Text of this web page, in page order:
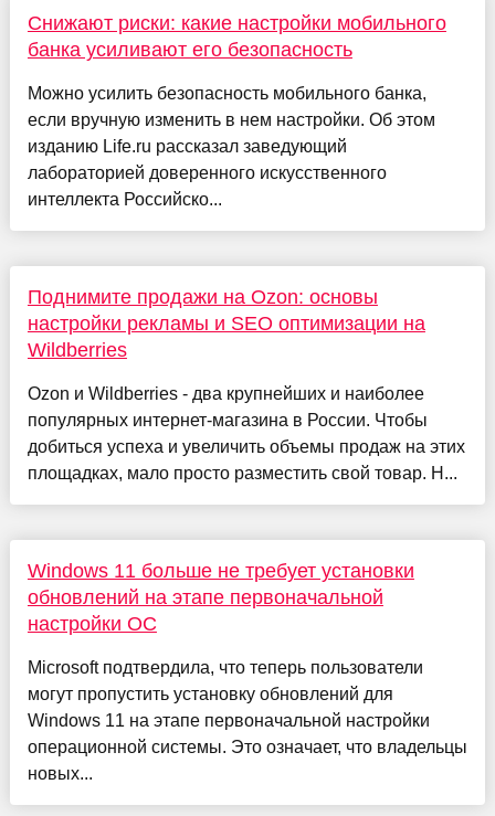
Снижают риски: какие настройки мобильного
банка усиливают его безопасность
Можно усилить безопасность мобильного банка,
если вручную изменить в нем настройки. Об этом
изданию Life.ru рассказал заведующий
лабораторией доверенного искусственного
интеллекта Российско...
Поднимите продажи на Ozon: основы
настройки рекламы и SEO оптимизации на
Wildberries
Ozon и Wildberries - два крупнейших и наиболее
популярных интернет-магазина в России. Чтобы
добиться успеха и увеличить объемы продаж на этих
площадках, мало просто разместить свой товар. Н...
Windows 11 больше не требует установки
обновлений на этапе первоначальной
настройки ОС
Microsoft подтвердила, что теперь пользователи
могут пропустить установку обновлений для
Windows 11 на этапе первоначальной настройки
операционной системы. Это означает, что владельцы
новых...